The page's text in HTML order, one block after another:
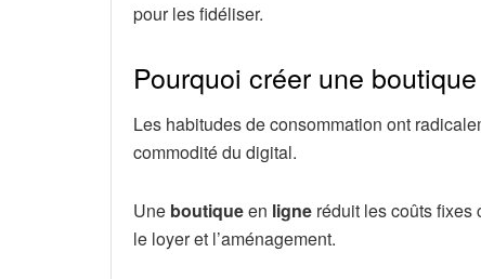
pour les fidéliser.
Pourquoi créer une
Les habitudes de consommation ont
commodité du digital.
Une boutiqueen ligne réduit les coûts fixes
le loyer et l’aménagement.